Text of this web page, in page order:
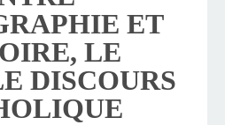
ET
LE
DISCOURS